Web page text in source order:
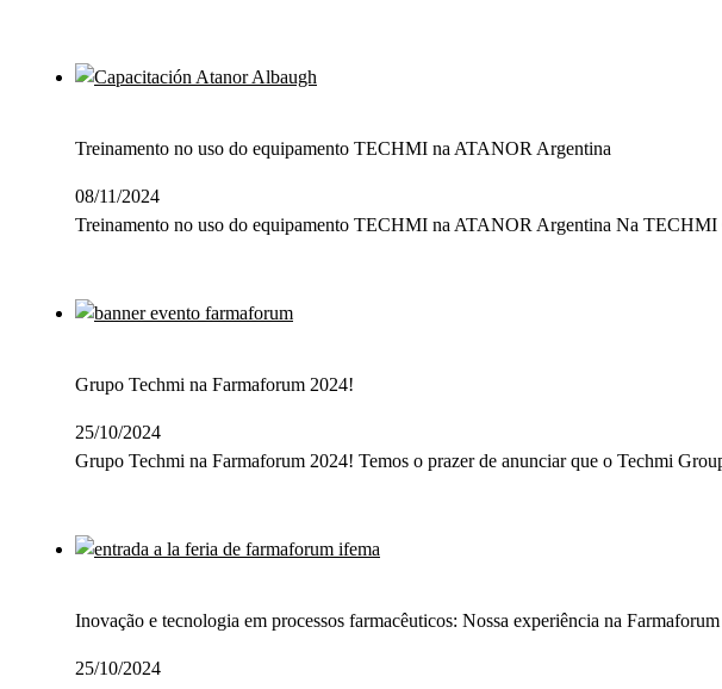
Treinamento no uso do equipamento TECHMI na ATANOR Argentina
08/11/2024
Treinamento no uso do equipamento TECHMI na ATANOR Argentina Na
Grupo Techmi na Farmaforum 2024!
25/10/2024
Grupo Techmi na Farmaforum 2024! Temos o prazer de anunciar que o Techmi
Inovação e tecnologia em processos farmacêuticos: Nossa experiência na
25/10/2024